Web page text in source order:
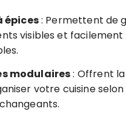
épices: Permettent de
visibles et facilement
modulaires: Offrent
votre cuisine selon